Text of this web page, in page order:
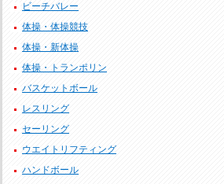
ビーチバレー
体操・体操競技
体操・新体操
体操・トランポリン
バスケットボール
レスリング
セーリング
ウエイトリフティング
ハンドボール